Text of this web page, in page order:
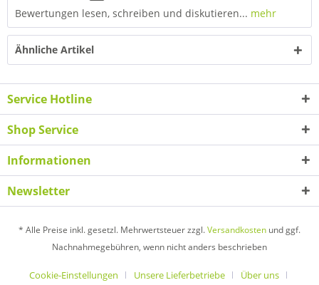
Bewertungen lesen, schreiben und diskutieren... mehr
Ähnliche Artikel
Service Hotline
Shop Service
Informationen
Newsletter
* Alle Preise inkl. gesetzl. Mehrwertsteuer zzgl.Versandkosten und ggf.
Nachnahmegebühren, wenn nicht anders beschrieben
Cookie-Einstellungen Unsere Lieferbetriebe Über uns